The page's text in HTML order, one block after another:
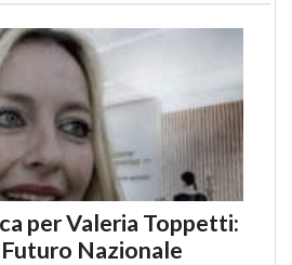
per Valeria Toppetti:
Nazionale